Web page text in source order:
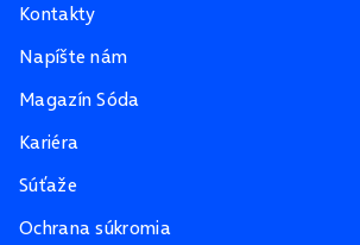
Kontakty
Napíšte nám
Magazín Sóda
Kariéra
Súťaže
Ochrana súkromia